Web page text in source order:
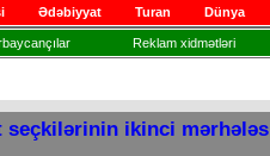
Ədəbiyyat Turan Dünya
Reklam xidmətləri
seçkilərinin ikinci